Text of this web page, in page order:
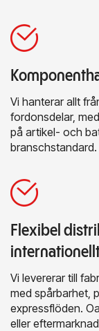
Vi hanterar allt
fordonsdelar,
på artikel- och
branschstandard.
Flexibel
Vi levererar till
med spårbarhet,
expressflöden.
eller